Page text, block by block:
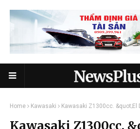
Home Kawasaki Kawasaki Z1300cc. &quot;El
Kawasaki Z1300cc.